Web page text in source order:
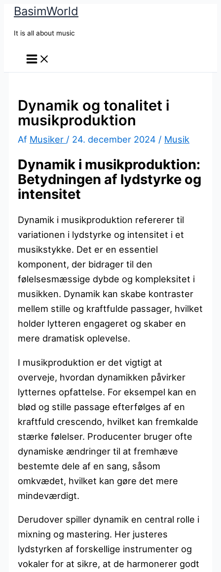
BasimWorld
It is all about music
Dynamik og tonalitet i
musikproduktion
Af Musiker / 24. december 2024 / Musik
Dynamik i musikproduktion:
Betydningen af lydstyrke og
intensitet
Dynamik i musikproduktion refererer til
variationen i lydstyrke og intensitet i et
musikstykke. Det er en essentiel
komponent, der bidrager til den
følelsesmæssige dybde og kompleksitet i
musikken. Dynamik kan skabe kontraster
mellem stille og kraftfulde passager, hvilket
holder lytteren engageret og skaber en
mere dramatisk oplevelse.
I musikproduktion er det vigtigt at
overveje, hvordan dynamikken påvirker
lytternes opfattelse. For eksempel kan en
blød og stille passage efterfølges af en
kraftfuld crescendo, hvilket kan fremkalde
stærke følelser. Producenter bruger ofte
dynamiske ændringer til at fremhæve
bestemte dele af en sang, såsom
omkvædet, hvilket kan gøre det mere
mindeværdigt.
Derudover spiller dynamik en central rolle i
mixning og mastering. Her justeres
lydstyrken af forskellige instrumenter og
vokaler for at sikre, at de harmonerer godt